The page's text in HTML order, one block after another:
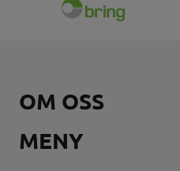
OM OSS
Nosmoke AS
MENY